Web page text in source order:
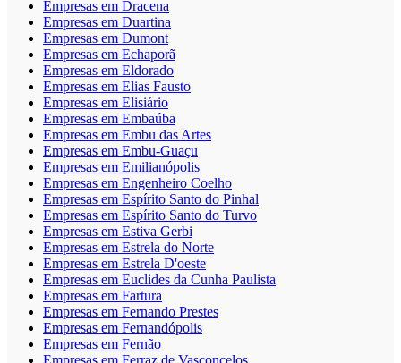
Empresas em Dracena
Empresas em Duartina
Empresas em Dumont
Empresas em Echaporã
Empresas em Eldorado
Empresas em Elias Fausto
Empresas em Elisiário
Empresas em Embaúba
Empresas em Embu das Artes
Empresas em Embu-Guaçu
Empresas em Emilianópolis
Empresas em Engenheiro Coelho
Empresas em Espírito Santo do Pinhal
Empresas em Espírito Santo do Turvo
Empresas em Estiva Gerbi
Empresas em Estrela do Norte
Empresas em Estrela D'oeste
Empresas em Euclides da Cunha Paulista
Empresas em Fartura
Empresas em Fernando Prestes
Empresas em Fernandópolis
Empresas em Fernão
Empresas em Ferraz de Vasconcelos